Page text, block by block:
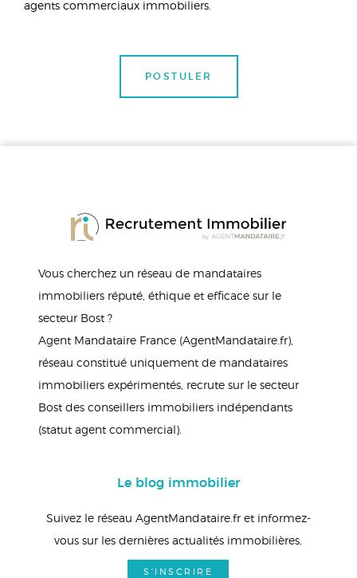
agents commerciaux immobiliers.
POSTULER
Vous cherchez un réseau de mandataires
immobiliers réputé, éthique et efficace sur le
secteur Bost ?
Agent Mandataire France (AgentMandataire.fr),
réseau constitué uniquement de mandataires
immobiliers expérimentés, recrute sur le secteur
Bost des conseillers immobiliers indépendants
(statut agent commercial).
Le blog immobilier
Suivez le réseau AgentMandataire.fr et informez-
vous sur les dernières actualités immobilières.
S'INSCRIRE